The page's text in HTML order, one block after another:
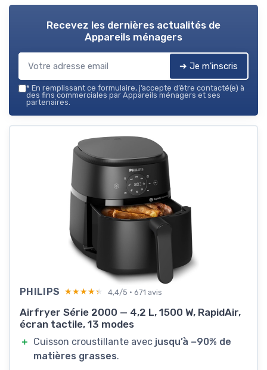
Recevez les dernières actualités de
Appareils ménagers
➔ Je m'inscris
* En remplissant ce formulaire, j’accepte d’être contacté(e) à
des fins commerciales par Appareils ménagers et ses
partenaires.
PHILIPS ★★★★★
★★★★★ 4,4/5 · 671 avis
Airfryer Série 2000 — 4,2 L, 1500 W, RapidAir,
écran tactile, 13 modes
＋ Cuisson croustillante avec jusqu’à −90% de
matières grasses.